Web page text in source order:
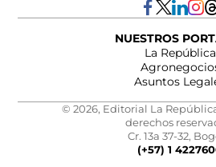
NUESTROS
La República
Asuntos
© 2026, Editorial La República
derechos
Cr. 13a 37-32,
(+57) 1